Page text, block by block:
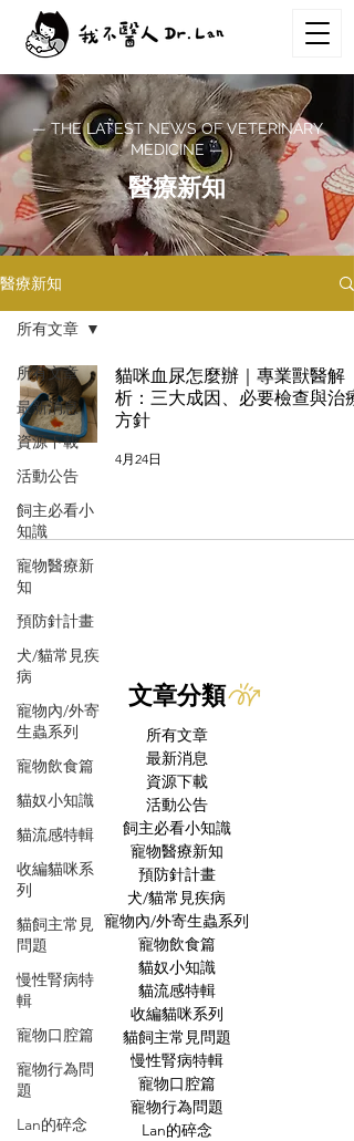
— THE LATEST NEWS OF VETERINARY
MEDICINE —
醫療新知
醫療新知
所有文章
最新消息
資源下載
活動公告
飼主必看小
知識
寵物醫療新
知
預防針計畫
犬/貓常見疾
病
寵物內/外寄
生蟲系列
寵物飲食篇
貓奴小知識
貓流感特輯
收編貓咪系
列
貓飼主常見
問題
慢性腎病特
輯
寵物口腔篇
寵物行為問
題
Lan的碎念
所有文章
貓咪血尿怎麼辦｜專業獸醫解
析：三大成因、必要檢查與治療
方針
4月24日
文章分類
所有文章
最新消息
資源下載
活動公告
飼主必看小知識
寵物醫療新知
預防針計畫
犬/貓常見疾病
寵物內/外寄生蟲系列
寵物飲食篇
貓奴小知識
貓流感特輯
收編貓咪系列
貓飼主常見問題
慢性腎病特輯
寵物口腔篇
寵物行為問題
Lan的碎念